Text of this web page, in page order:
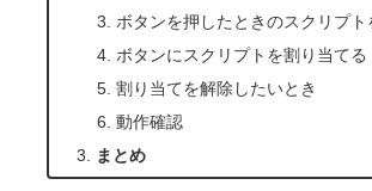
ボタンを押したときのスクリプト
ボタンにスクリプトを割り当てる
割り当てを解除したいとき
動作確認
まとめ